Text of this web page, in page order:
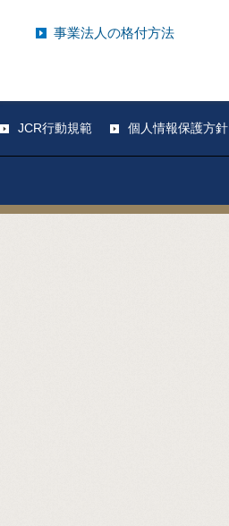
事業法人の格付方法
JCR行動規範 個人情報保護方針